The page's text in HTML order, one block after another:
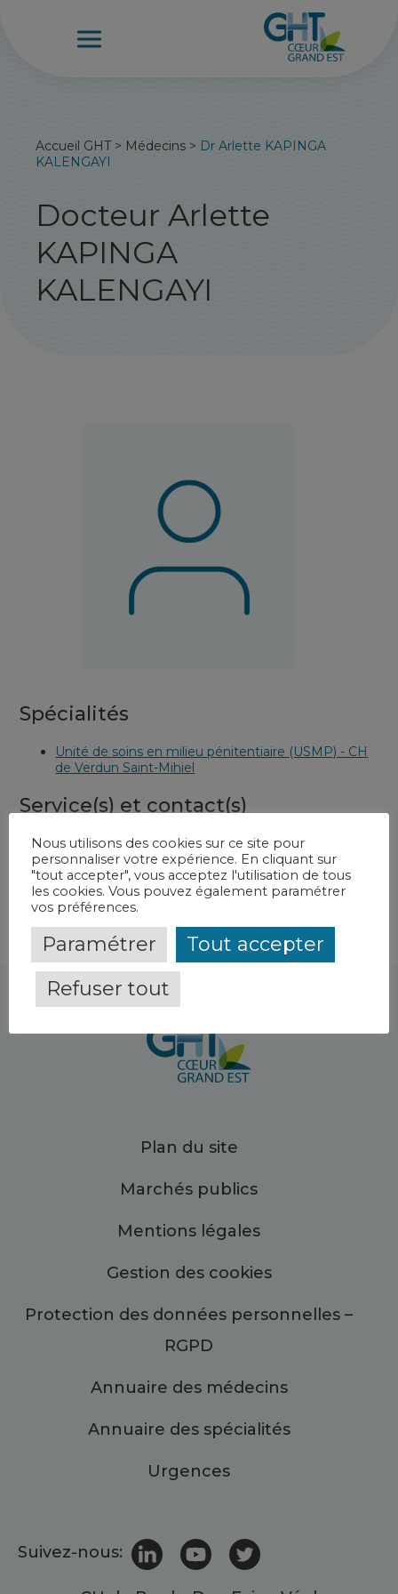
Accueil GHT> Médecins > Dr Arlette KAPINGA
KALENGAYI
Docteur Arlette
KAPINGA
KALENGAYI
Spécialités
Unité de soins en milieu pénitentiaire (USMP) - CH
de Verdun Saint-Mihiel
Service(s) et contact(s)
USMP de Saint-Mihiel- CH de Verdun Saint-Mihiel
Plan du site
Marchés publics
Mentions légales
Gestion des cookies
Protection des données personnelles –
RGPD
Annuaire des médecins
Annuaire des spécialités
Urgences
Suivez-nous:
Nous utilisons des cookies sur ce site pour
personnaliser votre expérience. En cliquant sur
"tout accepter", vous acceptez l'utilisation de tous
les cookies. Vous pouvez également paramétrer
vos préférences.
Paramétrer
Tout accepter
Refuser tout